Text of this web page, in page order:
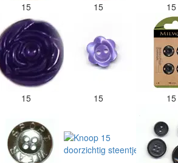
15 15 15
15 15 15